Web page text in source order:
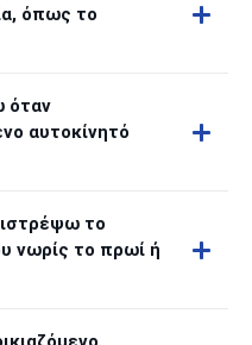
όπως το
όταν
αυτοκίνητό
το
νωρίς το πρωί ή